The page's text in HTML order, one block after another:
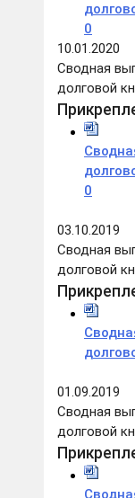
0
10.01.2020
Сводная
долговой
0
03.10.2019
Сводная
долговой
01.09.2019
Сводная
долговой